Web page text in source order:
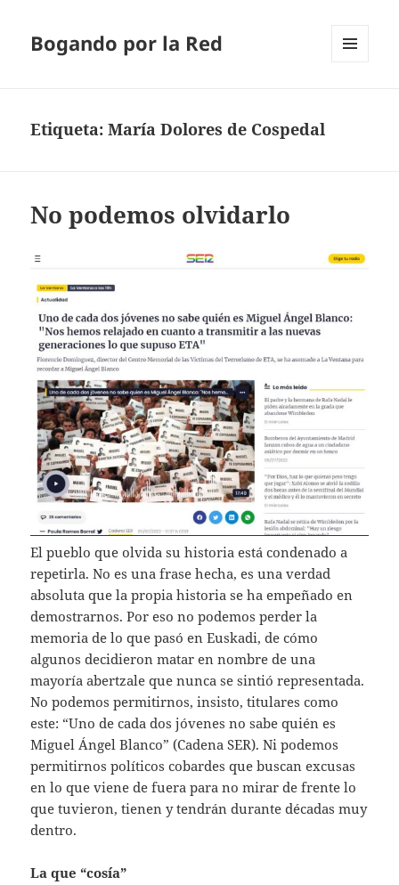
Bogando por la Red
Etiqueta:María Dolores de Cospedal
No podemos olvidarlo
El pueblo que olvida su historia está condenado a
repetirla. No es una frase hecha, es una verdad
absoluta que la propia historia se ha empeñado en
demostrarnos. Por eso no podemos perder la
memoria de lo que pasó en Euskadi, de cómo
algunos decidieron matar en nombre de una
mayoría abertzale que nunca se sintió representada.
No podemos permitirnos, insisto, titulares como
este: “Uno de cada dos jóvenes no sabe quién es
Miguel Ángel Blanco” (Cadena SER). Ni podemos
permitirnos políticos cobardes que buscan excusas
en lo que viene de fuera para no mirar de frente lo
que tuvieron, tienen y tendrán durante décadas muy
dentro.
La que “cosía”